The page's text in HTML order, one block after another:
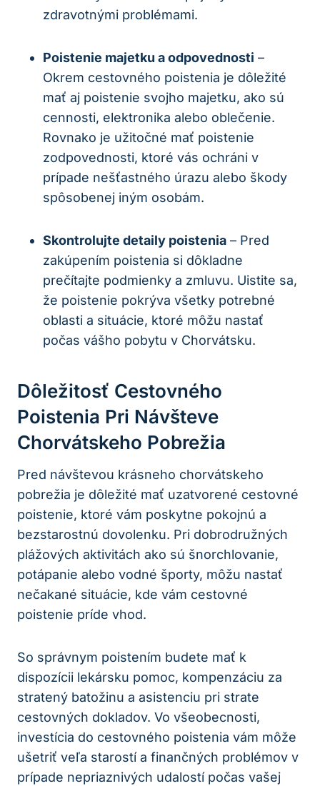
zdravotnými problémami.
Poistenie majetku a odpovednosti –
Okrem cestovného poistenia je dôležité
mať aj poistenie svojho majetku, ako sú
cennosti, elektronika alebo oblečenie.
Rovnako je užitočné mať poistenie
zodpovednosti, ktoré vás ochráni v
prípade nešťastného úrazu alebo škody
spôsobenej iným osobám.
Skontrolujte detaily poistenia – Pred
zakúpením poistenia si dôkladne
prečítajte podmienky a zmluvu. Uistite sa,
že poistenie pokrýva všetky potrebné
oblasti a situácie, ktoré môžu nastať
počas vášho pobytu v Chorvátsku.
Dôležitosť Cestovného
Poistenia Pri Návšteve
Chorvátskeho Pobrežia
Pred návštevou krásneho chorvátskeho
pobrežia je dôležité mať uzatvorené cestovné
poistenie, ktoré vám poskytne pokojnú a
bezstarostnú dovolenku. Pri dobrodružných
plážových aktivitách ako sú šnorchlovanie,
potápanie alebo vodné športy, môžu nastať
nečakané situácie, kde vám cestovné
poistenie príde vhod.
So správnym poistením budete mať k
dispozícii lekársku pomoc, kompenzáciu za
stratený batožinu a asistenciu pri strate
cestovných dokladov. Vo všeobecnosti,
investícia do cestovného poistenia vám môže
ušetriť veľa starostí a finančných problémov v
prípade nepriaznivých udalostí počas vašej